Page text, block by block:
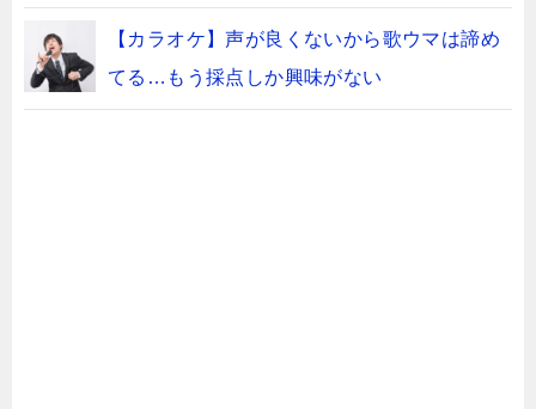
【カラオケ】声が良くないから歌ウマは諦め
てる…もう採点しか興味がない